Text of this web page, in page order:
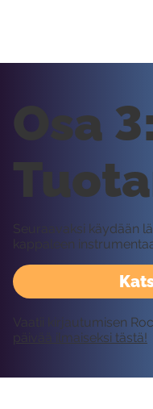
Osa 3:
Seuraavaksi käydään
kappaleen
Vaatii kirjautumisen
päivää ilmaiseksi tästä!